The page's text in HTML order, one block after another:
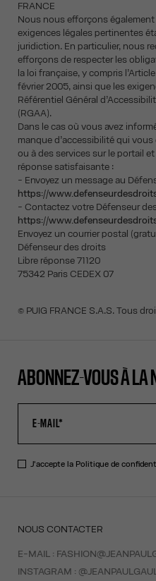
FRANCE
Nous nous efforçons
exigences légales pertinentes
juridiction. En particulier, nous
efforçons de respecter les
la loi française, y compris
février 2005, ainsi que les
Référentiel Général
(RGAA).
Dans le cas où vous avez
manque d’accessibilité qui
ou à des services sur le portail
réponse satisfaisante :
- Envoyez un message au
https://
- Contactez votre Défenseur
https://
Envoyez un courrier postal
Défenseur des droits
Libre réponse 71120
75342 Paris CEDEX 07
© PUIG FRANCE S.A.S. Tous
ABONNEZ-VOUS À LA
J'accepte la Politique de
NOUS CONTACTER
E-MAIL :
INSTAGRAM :